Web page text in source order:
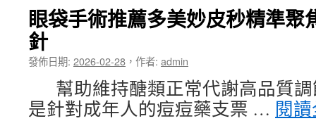
眼袋手術推薦多美妙皮秒精準聚
針
發佈日期: 2026-02-28 ， 作者: admin
幫助維持醣類正常代謝高品質調
是針對成年人的痘痘藥支票 … 閱